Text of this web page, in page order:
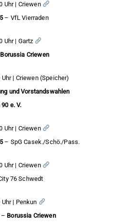
Uhr | Criewen
– VfL Vierraden
Uhr | Gartz
Borussia Criewen
Uhr | Criewen (Speicher)
und Vorstandswahlen
e. V.
Uhr | Criewen
– SpG Casek./Schö./Pass.
Uhr | Criewen
76 Schwedt
Uhr | Penkun
– Borussia Criewen